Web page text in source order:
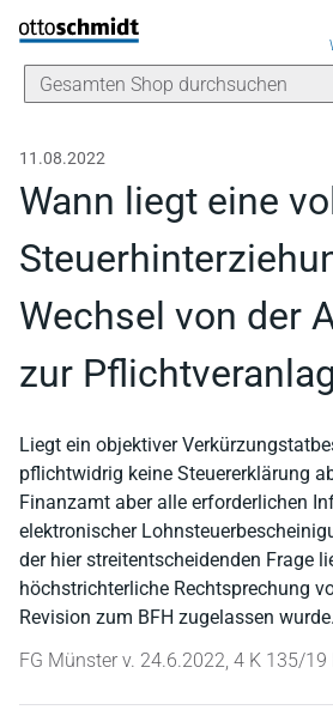
Direkt zum Inhalt
11.08.2022
Wann liegt eine
Wechsel von der
zur
Liegt ein objektiver
pflichtwidrig keine Steuererklärung
Finanzamt aber alle erforderlichen
elektronischer
der hier streitentscheidenden Frage
höchstrichterliche Rechtsprechung
Revision zum BFH zugelassen wurde.
FG Münster v. 24.6.2022, 4 K 135/19